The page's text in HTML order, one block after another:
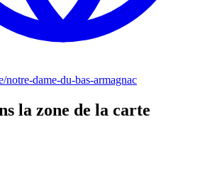
notre-dame-du-bas-armagnac
la zone de la carte